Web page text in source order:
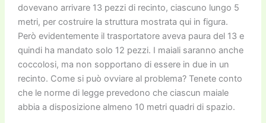
dovevano arrivare 13 pezzi di recinto, ciascuno lungo 5
metri, per costruire la struttura mostrata qui in figura.
Però evidentemente il trasportatore aveva paura del 13 e
quindi ha mandato solo 12 pezzi. I maiali saranno anche
coccolosi, ma non sopportano di essere in due in un
recinto. Come si può ovviare al problema? Tenete conto
che le norme di legge prevedono che ciascun maiale
abbia a disposizione almeno 10 metri quadri di spazio.